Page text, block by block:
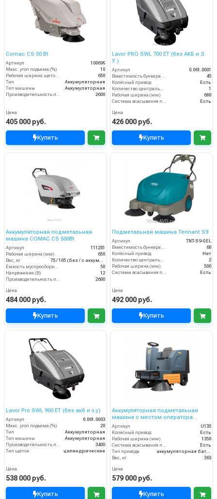
Comac CS 50 Bt
Артикул
100699
Макс. угол подъема (%)
10
650
Тип
Аккумуляторная
Тип машины
Аккумуляторная
2600
Цена
405 000 руб.
Купить
Lavor PRO SWL 700 ET (без АКБ и З.
У.)
Артикул
0.061.0001
45
Колёсный привод
Есть
1
Рабочая ширина (мм)
680
Есть
Цена
426 000 руб.
Купить
Аккумуляторная подметальная
машина COMAC CS 500Bt
Артикул
111281
Рабочая ширина (мм)
650
Вес, кг
75 / 105 (без / с аккумуляторами)
Ёмкость мусоросборника (л)
50
Напряжение (В)
12
Производительность по площади (м2/ч)
2600
Цена
484 000 руб.
Купить
Подметальная машина Tennant S9
Артикул
TNT-S9-GEL
Вместимость бункера (л)
60
Колёсный привод
Нет
Количество центральных мусоросборных валиков (шт)
2
Рабочая ширина (мм)
500
Система всасывания пыли
Есть
Цена
492 000 руб.
Купить
Lavor Pro SWL 900 ET (без акб и з.у)
Артикул
0.061.0003
Макс. угол подъема (%)
20
Тип
Аккумуляторная
Тип машины
Аккумуляторная
Производительность по площади (м2/ч)
3400
Тип щёток
цилиндрические
Цена
538 000 руб.
Купить
Аккумуляторная подметальная
машина с местом оператора
Chancee U135
Артикул
U135
Колёсный привод
Есть
Рабочая ширина (мм)
1350
Система всасывания пыли
Есть
Тип привода
аккумуляторная батарея
Вес, кг
363
Цена
579 000 руб.
Купить